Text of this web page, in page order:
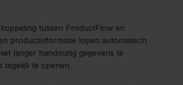
tussen ProductFlow en
productinformatie lopen automatisch
langer handmatig gegevens te
tegelijk te openen.